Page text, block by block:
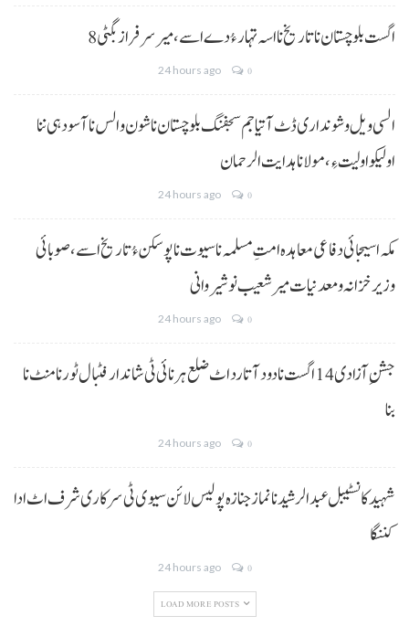
8 اگست بلوچستان نا تاریخ نا اسہ تہار ءُ دے اسے، میرسرفراز بگٹی
24 hours ago 0
السی ویل و شونداری ڈٹ آتیا جم سجفنگ بلوچستان نا شون و الس نا آسودہی ننا
اولیکو اولیت ءِ،مولانا ہدایت الرحمان
24 hours ago 0
مکہ اسیجائی دفاعی معاہدہ امتِ مسلمہ نا سیوت نا پوسکن ءُ تاریخ اسے، صوبائی
وزیر خزانہ و معدنیات میر شعیب نوشیروانی
24 hours ago 0
جشنِ آزادی 14 اگست نا دود آتا رد اٹ ضلع ہرنائی ٹی شاندار فٹبال ٹورنامنٹ نا
بنا
24 hours ago 0
شہید کانسٹیبل عبدالرشید نا نماز جنازہ پولیس لائن سیوی ٹی سرکاری شرف اٹ ادا
کننگا
24 hours ago 0
LOAD MORE POSTS